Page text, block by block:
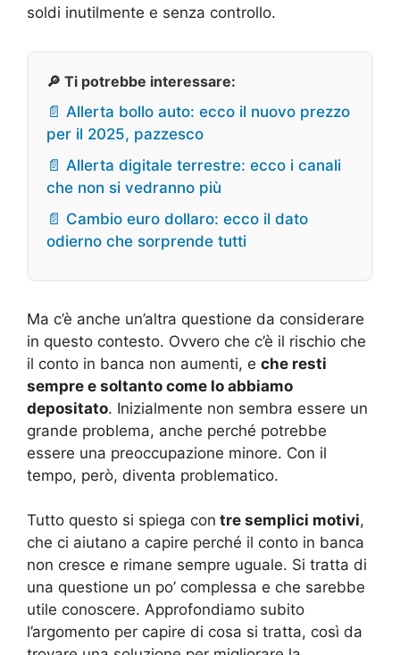
soldi inutilmente e senza controllo.
🔎 Ti potrebbe interessare:
📄 Allerta bollo auto: ecco il nuovo prezzo
per il 2025, pazzesco
📄 Allerta digitale terrestre: ecco i canali
che non si vedranno più
📄 Cambio euro dollaro: ecco il dato
odierno che sorprende tutti
Ma c’è anche un’altra questione da considerare
in questo contesto. Ovvero che c’è il rischio che
il conto in banca non aumenti, e che resti
sempre e soltanto come lo abbiamo
depositato. Inizialmente non sembra essere un
grande problema, anche perché potrebbe
essere una preoccupazione minore. Con il
tempo, però, diventa problematico.
Tutto questo si spiega con tre semplici motivi,
che ci aiutano a capire perché il conto in banca
non cresce e rimane sempre uguale. Si tratta di
una questione un po’ complessa e che sarebbe
utile conoscere. Approfondiamo subito
l’argomento per capire di cosa si tratta, così da